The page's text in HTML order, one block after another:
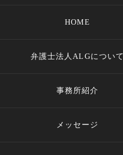
HOME
弁護士法人ALGについて
事務所紹介
メッセージ